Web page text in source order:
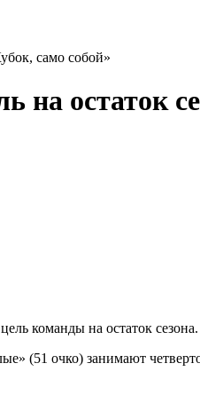
само собой»
на остаток
команды на остаток сезона.
(51 очко) занимают